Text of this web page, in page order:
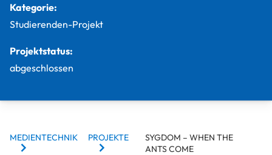
Kategorie:
Studierenden-Projekt
Projektstatus:
abgeschlossen
BREADCRUMBS
MEDIENTECHNIK PROJEKTE
SYGDOM – WHEN THE
ANTS COME